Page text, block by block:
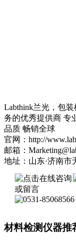
Labthink兰光，包
务的优秀提供商 专
品质 畅销全球
官网：http://
邮箱：
地址：山东·济南市
材料检测仪器推